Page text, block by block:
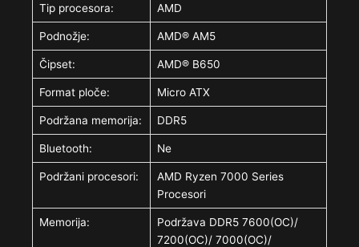
Tip procesora: AMD
Podnožje: AMD® AM5
Čipset: AMD® B650
Format ploče: Micro ATX
Podržana memorija: DDR5
Bluetooth: Ne
Podržani procesori:
AMD Ryzen 7000 Series
Procesori
Memorija:
Podržava DDR5 7600(OC)/
7200(OC)/ 7000(OC)/